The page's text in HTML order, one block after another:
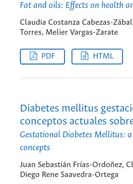
Fat and oils: Effects on health
Claudia Costanza Cabezas-
Torres, Melier Vargas-Zarate
PDF HTML
Diabetes mellitus
conceptos actuales
Gestational Diabetes Mellitus:
concepts
Juan Sebastián Frías-Ordoñez,
Diego Rene Saavedra-Ortega